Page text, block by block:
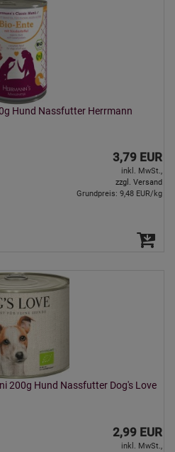
Hund Nassfutter Herrmann
3,79 EUR
inkl. MwSt.,
zzgl. Versand
Grundpreis: 9,48 EUR/kg
200g Hund Nassfutter Dog's Love
2,99 EUR
inkl. MwSt.,